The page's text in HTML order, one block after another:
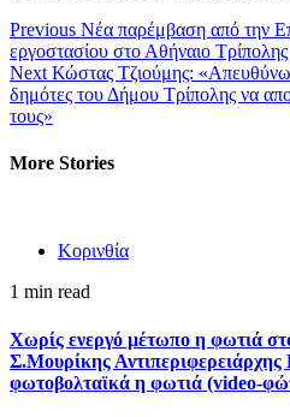
Continue
Reading
Previous Νέα παρέμβαση από την
εργοστασίου στο Αθήναιο Τρίπολης
Next Κώστας Τζιούμης:
δημότες του Δήμου Τρίπολης να
τους»
More Stories
Κορινθία
1 min read
Χωρίς ενεργό μέτωπο η φωτιά
Σ.Μουρίκης Αντιπεριφερειάρχης
φωτοβολταϊκά η φωτιά (video-